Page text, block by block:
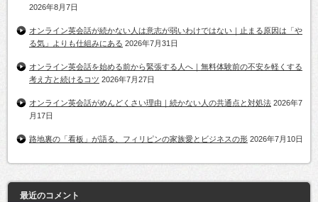
2026年8月7日
オンライン英会話が続かない人は意志が弱いわけではない｜止まる原因は「や
る気」よりも仕組みにある 2026年7月31日
オンライン英会話を始める前から緊張する人へ｜無料体験前の不安を軽くする
考え方と続けるコツ 2026年7月27日
オンライン英会話がめんどくさい理由｜続かない人の共通点と対処法 2026年7
月17日
路地裏の「看板」が語る、フィリピンの家族愛とビジネスの形 2026年7月10日
最近のコメント